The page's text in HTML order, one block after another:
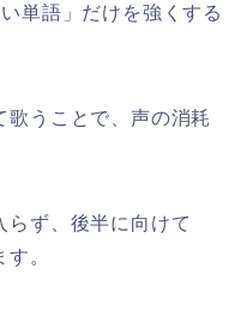
単語」だけを強くする
歌うことで、声の消耗
らず、後半に向けて
。